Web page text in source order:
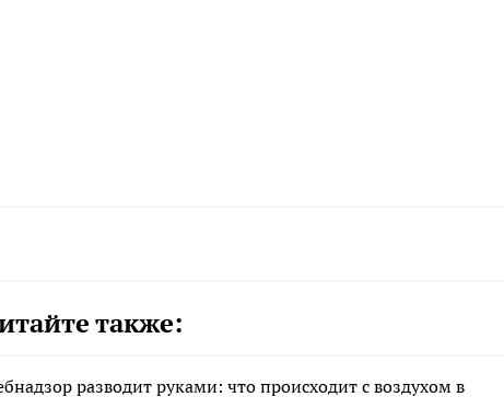
также:
разводит руками: что происходит с воздухом в